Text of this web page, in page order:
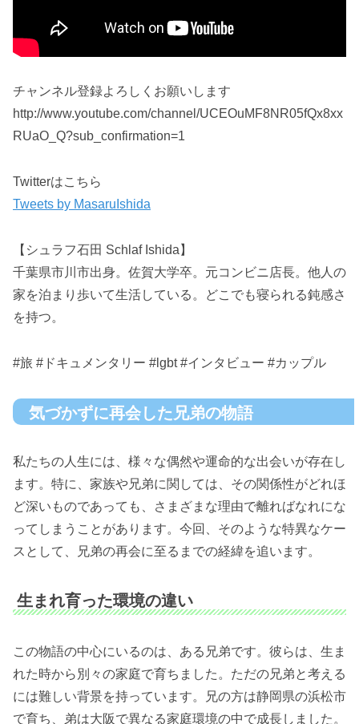
チャンネル登録よろしくお願いします
http://www.youtube.com/channel/UCEOuMF8NR05fQx8xx
RUaO_Q?sub_confirmation=1
Twitterはこちら
Tweets by MasaruIshida
【シュラフ石田 Schlaf Ishida】
千葉県市川市出身。佐賀大学卒。元コンビニ店長。他人の
家を泊まり歩いて生活している。どこでも寝られる鈍感さ
を持つ。
#旅 #ドキュメンタリー #lgbt #インタビュー #カップル
気づかずに再会した兄弟の物語
私たちの人生には、様々な偶然や運命的な出会いが存在し
ます。特に、家族や兄弟に関しては、その関係性がどれほ
ど深いものであっても、さまざまな理由で離ればなれにな
ってしまうことがあります。今回、そのような特異なケー
スとして、兄弟の再会に至るまでの経緯を追います。
生まれ育った環境の違い
この物語の中心にいるのは、ある兄弟です。彼らは、生ま
れた時から別々の家庭で育ちました。ただの兄弟と考える
には難しい背景を持っています。兄の方は静岡県の浜松市
で育ち、弟は大阪で異なる家庭環境の中で成長しました。